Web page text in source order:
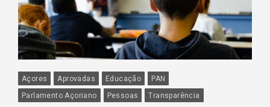
Açores Aprovadas Educação
PAN
Parlamento Açoriano
Pessoas Transparência